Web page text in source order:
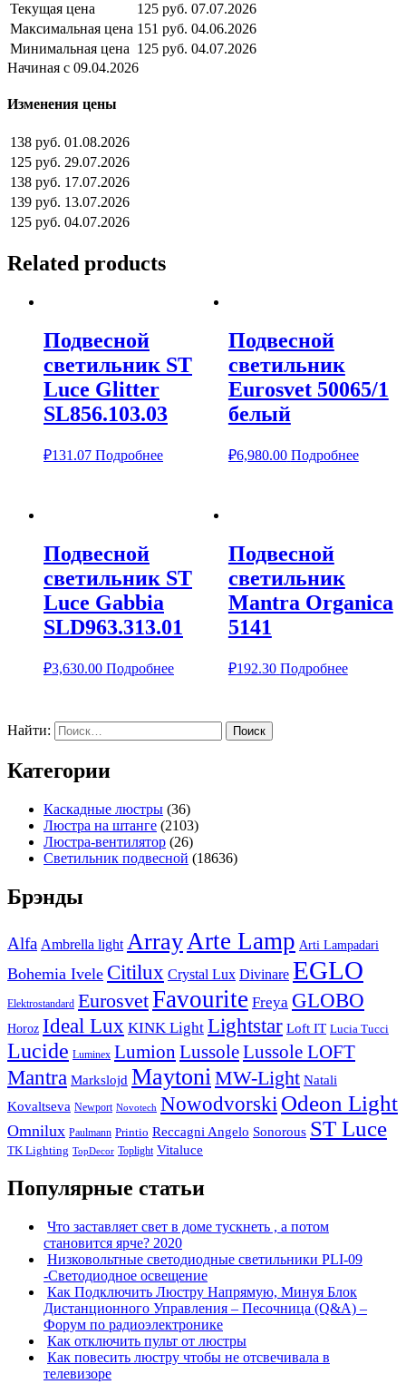
Текущая цена 125 руб. 07.07.2026
Максимальная цена 151 руб. 04.06.2026
Минимальная цена 125 руб. 04.07.2026
Начиная с 09.04.2026
Изменения цены
138 руб. 01.08.2026
125 руб. 29.07.2026
138 руб. 17.07.2026
139 руб. 13.07.2026
125 руб. 04.07.2026
Related products
Подвесной
светильник ST
Luce Glitter
SL856.103.03
₽131.07 Подробнее
Подвесной
светильник
Eurosvet 50065/1
белый
₽6,980.00 Подробнее
Подвесной
светильник ST
Luce Gabbia
SLD963.313.01
₽3,630.00 Подробнее
Подвесной
светильник
Mantra Organica
5141
₽192.30 Подробнее
Найти:
Категории
Каскадные люстры (36)
Люстра на штанге (2103)
Люстра-вентилятор (26)
Светильник подвесной (18636)
Брэнды
Alfa Ambrella light Array Arte Lamp Arti Lampadari
Bohemia Ivele Citilux Crystal Lux Divinare EGLO
Elektrostandard EurosvetFavourite Freya GLOBO
Horoz Ideal Lux KINK Light Lightstar Loft IT Lucia Tucci
Lucide Luminex Lumion LussoleLussole LOFT
Mantra Markslojd Maytoni MW-Light Natali
Kovaltseva Newport Novotech Nowodvorski Odeon Light
Omnilux Paulmann Printio Reccagni Angelo Sonorous ST Luce
TK Lighting TopDecor Toplight Vitaluce
Популярные статьи
Что заставляет свет в доме тускнеть , а потом
становится ярче? 2020
Низковольтные светодиодные светильники PLI-09
-Светодиодное освещение
Как Подключить Люстру Напрямую, Минуя Блок
Дистанционного Управления – Песочница (Q&A) –
Форум по радиоэлектронике
Как отключить пульт от люстры
Как повесить люстру чтобы не отсвечивала в
телевизоре